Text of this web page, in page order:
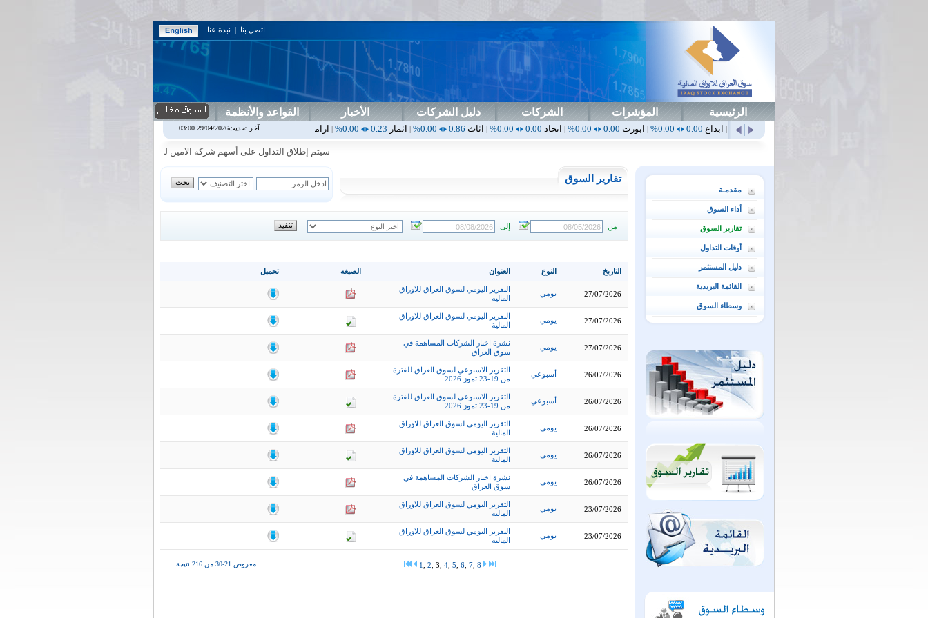
اتصل بنا | نبذة عنا
الرئيسية المؤشرات الشركات دليل الشركات الأخبار القواعد والأنظمة
0.00%
|ابورت0.00
0.00%
|اتحاد0.00
0.00%
|اثاث0.86
0.00%
|اثمار0.23
0.00%
|ارامس2.30
0.00%
0.00%
|اس بنك0.00
سيتم إطلاق التداول على أسهم شركة الامين للاستثمار المالي في جلسة الاحد الموافق 2026/8/9
مقدمـة
أداء السوق
تقارير السوق
أوقات التداول
دليل المستثمر
القائمة البريدية
وسطاء السوق
تقارير السوق
من إلى
تحميل الصيغه العنوان النوع التاريخ
التقرير اليومي لسوق العراق للاوراق
المالية
يومي 27/07/2026
التقرير اليومي لسوق العراق للاوراق
المالية
يومي 27/07/2026
نشرة اخبار الشركات المساهمة في
سوق العراق
يومي 27/07/2026
التقرير الاسبوعي لسوق العراق للفترة
من 19-23 تموز 2026
أسبوعي 26/07/2026
التقرير الاسبوعي لسوق العراق للفترة
من 19-23 تموز 2026
أسبوعي 26/07/2026
التقرير اليومي لسوق العراق للاوراق
المالية
يومي 26/07/2026
التقرير اليومي لسوق العراق للاوراق
المالية
يومي 26/07/2026
نشرة اخبار الشركات المساهمة في
سوق العراق
يومي 26/07/2026
التقرير اليومي لسوق العراق للاوراق
المالية
يومي 23/07/2026
التقرير اليومي لسوق العراق للاوراق
المالية
يومي 23/07/2026
معروض 21-30 من 216 نتيجة 1 2 3 4 5 6 7 8